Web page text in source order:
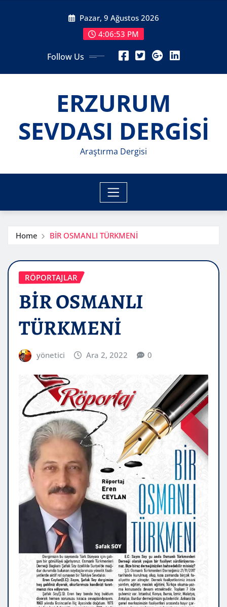
Pazar, 9 Ağustos 2026
4:06:55 PM
Follow Us
ERZURUM
SEVDASI DERGİSİ
Araştırma Dergisi
Home BİR OSMANLI TÜRKMENİ
RÖPORTAJLAR
BİR OSMANLI
TÜRKMENİ
yönetici Ara 2, 2022 0